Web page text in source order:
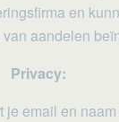
en
aandelen
Privacy:
email en